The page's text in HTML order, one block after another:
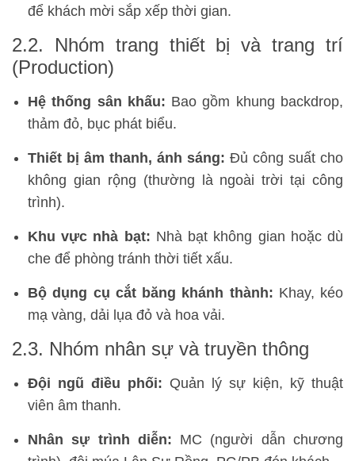
để khách mời sắp xếp thời gian.
2.2. Nhóm trang thiết bị và trang trí
(Production)
Hệ thống sân khấu: Bao gồm khung backdrop,
thảm đỏ, bục phát biểu.
Thiết bị âm thanh, ánh sáng: Đủ công suất cho
không gian rộng (thường là ngoài trời tại công
trình).
Khu vực nhà bạt: Nhà bạt không gian hoặc dù
che để phòng tránh thời tiết xấu.
Bộ dụng cụ cắt băng khánh thành: Khay, kéo
mạ vàng, dải lụa đỏ và hoa vải.
2.3. Nhóm nhân sự và truyền thông
Đội ngũ điều phối: Quản lý sự kiện, kỹ thuật
viên âm thanh.
Nhân sự trình diễn: MC (người dẫn chương